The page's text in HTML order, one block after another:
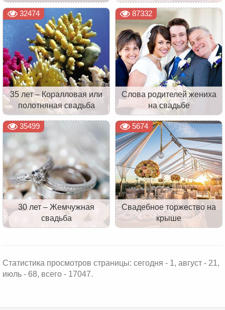
32474
35 лет – Коралловая или
полотняная свадьба
87332
Слова родителей жениха
на свадьбе
35499
30 лет – Жемчужная
свадьба
5674
Свадебное торжество на
крыше
Статистика просмотров страницы: сегодня - 1, август - 21,
июль - 68, всего - 17047.